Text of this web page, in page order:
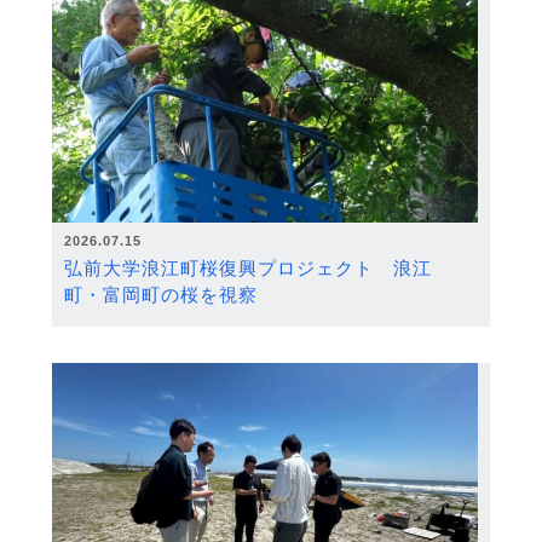
2026.07.15
弘前大学浪江町桜復興プロジェクト 浪江
町・富岡町の桜を視察